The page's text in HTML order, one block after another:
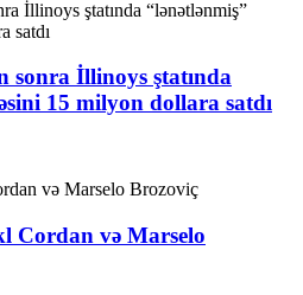
İllinoys ştatında
15 milyon dollara satdı
Cordan və Marselo